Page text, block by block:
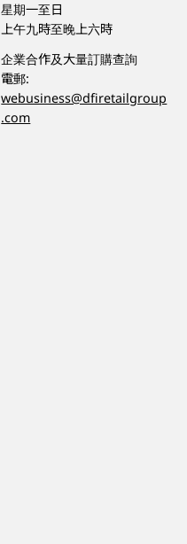
星期一至日
上午九時至晚上六時
企業合作及大量訂購查詢
電郵:
webusiness@dfiretailgroup
.com